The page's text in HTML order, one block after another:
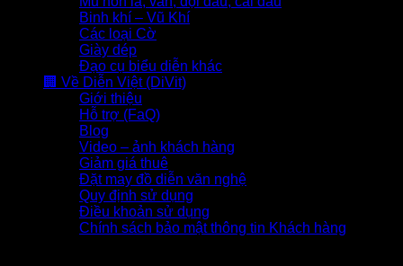
Binh khí – Vũ Khí
Các loại Cờ
Giày dép
Đạo cụ biểu diễn khác
🏢 Về Diễn Việt (DiVit)
Giới thiệu
Hỗ trợ (FaQ)
Blog
Video – ảnh khách hàng
Giảm giá thuê
Đặt may đồ diễn văn nghệ
Quy định sử dụng
Điều khoản sử dụng
Chính sách bảo mật thông tin Khách hàng